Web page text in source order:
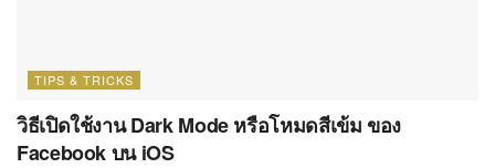
TIPS & TRICKS
วิธีเปิดใช้งาน Dark Mode หรือโหมดสีเข้ม ของ
Facebook บน iOS